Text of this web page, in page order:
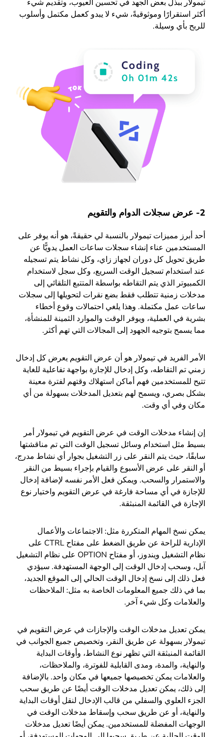
تيمولار ببذل بعض الجهد في تحسين العيوب، وتقديم شيء
أكثر استقرارًا وموثوقيةً، شيء لا يبدو كعمل مكتمل وأسلوب
للربح بأي وسيلة.
2- عرض سجلات الدوام والتقويم
أحد أبرز مميزات تيمولار بالنسبة لي حقيقةً، هو أنه يوفر على
المستخدمين عناء إنشاء سجلات ساعات العمل يدويًّا عن
طريق تحويل كل دوران لجهاز زاي، وكل نشاط يتم تسجيله
عند استخدام تسجيل الوقت السريع، وكل سجل لاستخدام
الكمبيوتر الذي يتم التقاطه بواسطة المتتبع التلقائي إلى
مدخلات زمنية تتطلب فقط بضع نقرات لتحويلها إلى سجلات
ساعات عمل مكتملة. وهذا يلغي احتمالات وقوع أخطاء
بشرية في العملية، ويوفر الوقت والموارد الثمينة للمنشأة،
مما يسمح بتوجيه الجهود إلى المجالات التي تهم أكثر.
الأمر الفريد في تيمولار هو أن عرض التقويم يعرض كل إدخال
زمني تم التقاطه، وكل إدخال للإجازة بواجهة تفاعلية للغاية
تتيح للمستخدمين فهم أماكن استهلاك وقتهم لفترة معينة
بشكل بصري، ويسمح لهم بتعديل المدخلات بسهولة من أي
مكان وفي أي وقت.
إن إنشاء مدخلات الوقت في عرض التقويم في تيمولار أمر
بسيط مثل استخدام وسائل تسجيل الوقت التي تم مناقشتها
سابقًا، حيث يتم النقر على زر التشغيل بجوار أي نشاط مدرج،
أو النقر على عرض الأسبوع والقيام بإجراء بسيط من النقر
والاستمرار والسحب. ويمكن فعل الأمر نفسه لإضافة إدخال
للإجازة في أي مساحة فارغة في عرض التقويم واختيار نوع
الإجازة في القائمة المنبثقة.
يمكن نسخ المهام المتكررة مثل: الاجتماعات والأعمال
الإدارية للراحة عن طريق الضغط على مفتاح CTRL على
نظام التشغيل ويندوز، أو مفتاح OPTION على نظام التشغيل
آبل، وسحب إدخال الوقت إلى الوجهة المستهدفة. سيؤدي
فعل ذلك إلى نسخ إدخال الوقت الحالي إلى الموقع الجديد،
بما في ذلك جميع المعلومات الخاصة به مثل: الملاحظات
والعلامات وكل شيء آخر.
يمكن تعديل مدخلات الوقت والإجازات في عرض التقويم في
تيمولار بسهولة عن طريق النقر، وتخصيص جميع الجوانب في
القائمة المنبثقة التي تظهر نوع النشاط، وأوقات البداية
والنهاية، والمدة، ومدى القابلية للفوترة، والملاحظات،
والعلامات يمكن تخصيصها جميعها في مكان واحد. بالإضافة
إلى ذلك، يمكن تعديل مدخلات الوقت أيضًا عن طريق سحب
الجزء العلوي والسفلي من قالب الإدخال لنقل أوقات البداية
والنهاية، أو عن طريق سحب وإسقاط مدخلات الوقت في
الوجهات المفضلة للمستخدمين. يمكن أيضًا تعديل مدخلات